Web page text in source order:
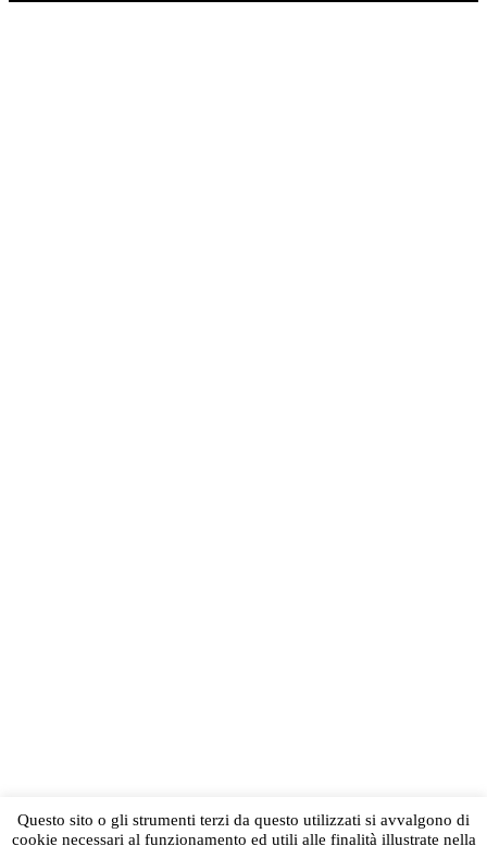
Questo sito o gli strumenti terzi da questo utilizzati si avvalgono di
cookie necessari al funzionamento ed utili alle finalità illustrate nella